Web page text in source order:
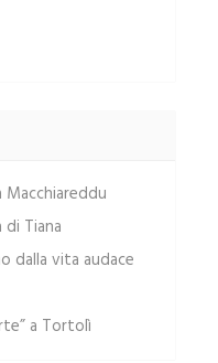
di Tiana
dalla vita audace
a Tortolì